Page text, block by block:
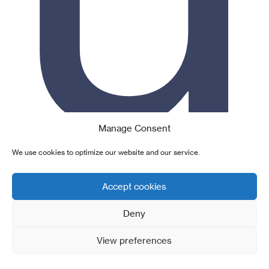
Manage Consent
We use cookies to optimize our website and our service.
Accept cookies
Deny
View preferences